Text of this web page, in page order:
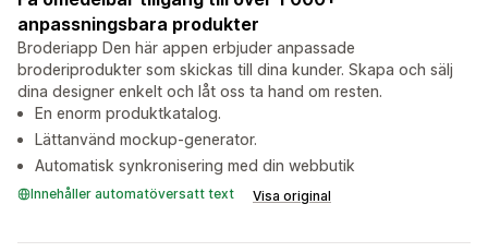
anpassningsbara produkter
Broderiapp Den här appen erbjuder anpassade
broderiprodukter som skickas till dina kunder. Skapa och sälj
dina designer enkelt och låt oss ta hand om resten.
En enorm produktkatalog.
Lättanvänd mockup-generator.
Automatisk synkronisering med din webbutik
Innehåller automatöversatt text Visa original